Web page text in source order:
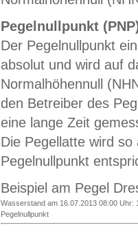
Pegelnullpunkt
Der Pegelnullpunkt
absolut und wird auf
Normalhöhennull
den Betreiber des
eine lange Zeit
Die Pegellatte wird
Pegelnullpunkt
Beispiel am Pegel
Wasserstand am 16.07.2013 08:00 Uhr:
Pegelnullpunkt